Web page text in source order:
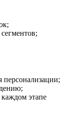
персонализации;
этапе